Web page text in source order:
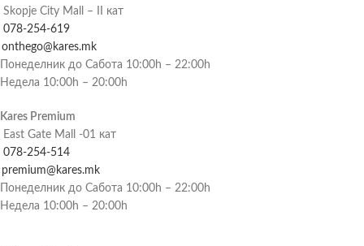
Skopje City Mall – II кат
078-254-619
onthego@kares.mk
Понеделник до Сабота 10:00h – 22:00h
Недела 10:00h – 20:00h
Kares Premium
East Gate Mall -01 кат
078-254-514
premium@kares.mk
Понеделник до Сабота 10:00h – 22:00h
Недела 10:00h – 20:00h